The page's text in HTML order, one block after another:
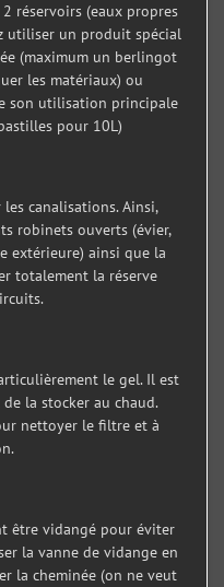
réservoirs (eaux propres
utiliser un produit spécial
(maximum un berlingot
les matériaux) ou
son utilisation principale
pour 10L)
canalisations. Ainsi,
robinets ouverts (évier,
extérieure) ainsi que la
totalement la réserve
le gel. Il est
la stocker au chaud.
nettoyer le filtre et à
être vidangé pour éviter
la vanne de vidange en
la cheminée (on ne veut